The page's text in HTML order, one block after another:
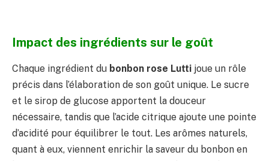
Impact des ingrédients sur le goût
Chaque ingrédient du bonbon rose Lutti joue un rôle
précis dans l’élaboration de son goût unique. Le sucre
et le sirop de glucose apportent la douceur
nécessaire, tandis que l’acide citrique ajoute une pointe
d’acidité pour équilibrer le tout. Les arômes naturels,
quant à eux, viennent enrichir la saveur du bonbon en